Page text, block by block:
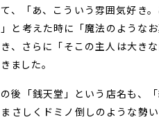
、「あ、こういう雰囲気好き
と考えた時に「魔法のような
、さらに「そこの主人は大き
ました。
後「銭天堂」という店名も、
さしくドミノ倒しのような勢